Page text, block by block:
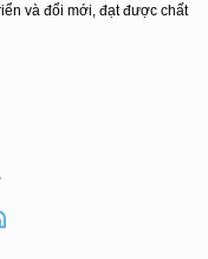
và đổi mới, đạt được chất